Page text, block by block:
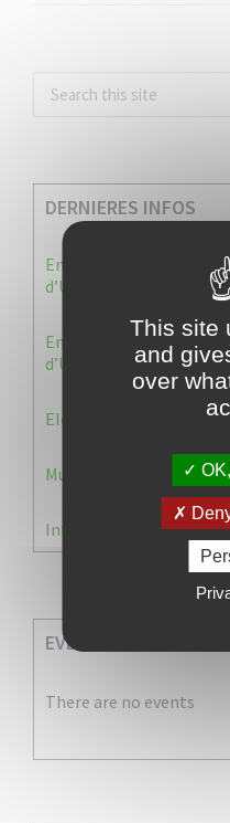
DERNIERES INFOS
Enquête publique :
d’Urbanisme du Vauclin
Enquête publique : 1
d’Urbanisme (PLU) de la
Election 2026 :
Municipale 2026 :
Information Élections –
EVENEMENTS A VENIR
There are no events
This site
and
over